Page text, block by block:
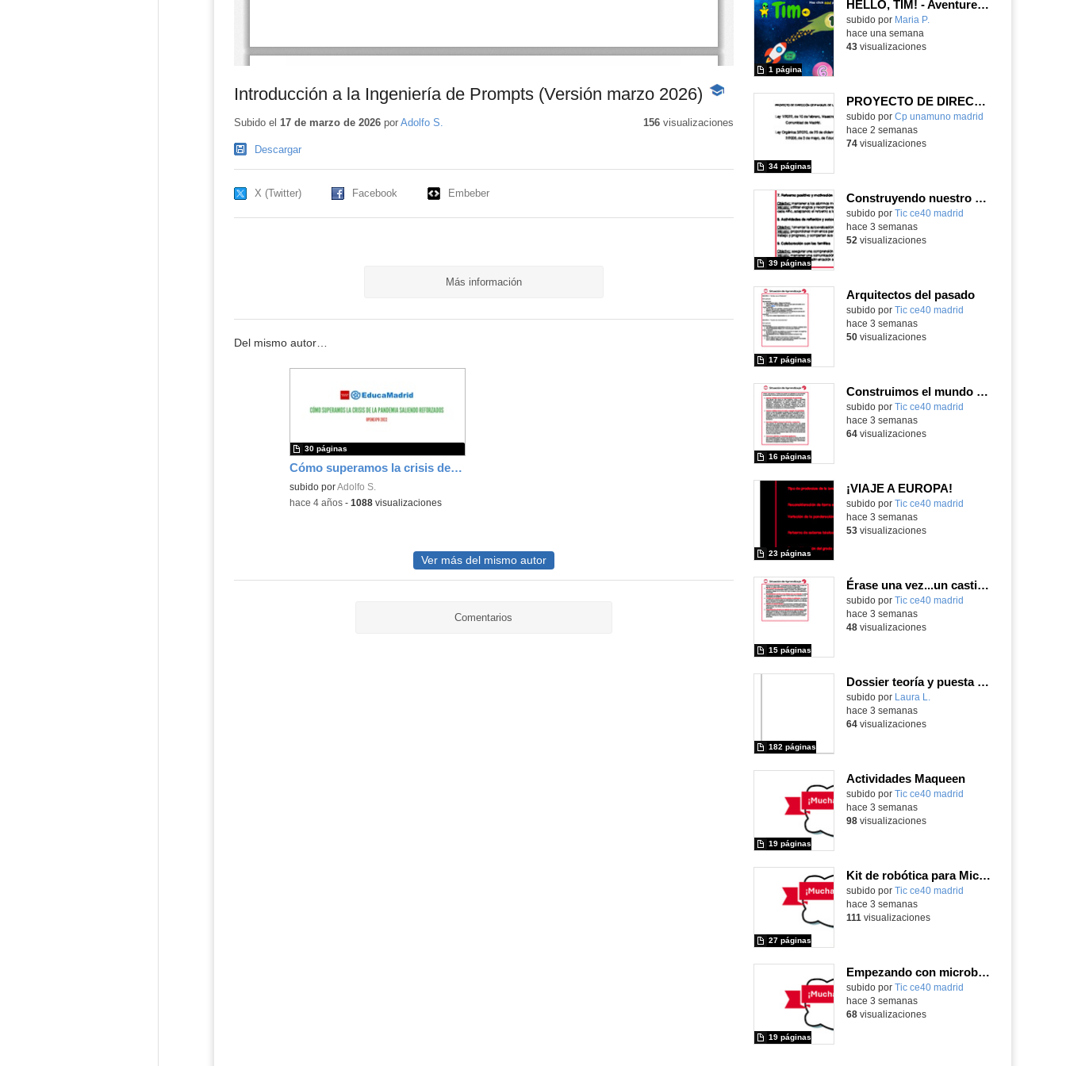
Introducción a la Ingeniería de Prompts (Versión marzo 2026)
-
educativo
Subido el 17 de marzo de 2026por Adolfo S. 156visualizaciones
Descargar
X (Twitter) Facebook Embeber
Más información
Del mismo autor…
Cómo superamos la crisis de la pandemia en EducaMadrid saliendo reforzados - OpenExpo 2022
subido porAdolfo S.
30 páginas
-hace 4 años- 1088visualizaciones
Ver más del mismo autor
Comentarios
HELLO, TIM! - Aventureros digitales
Contenido educativo.
subido por Maria P.
1 página
hace una semana
43visualizaciones
PROYECTO DE DIRECCIÓN
Contenido educativo.
subido por Cp unamuno madrid
34 páginas
hace 2 semanas
74visualizaciones
Construyendo nuestro parque de atracciones
subido por Tic ce40 madrid
39 páginas
hace 3 semanas
52 visualizaciones
Arquitectos del pasado
subido por Tic ce40 madrid
17 páginas
hace 3 semanas
50visualizaciones
Construimos el mundo con LEGO
subido por Tic ce40 madrid
16 páginas
hace 3 semanas
64visualizaciones
¡VIAJE A EUROPA!
subido por Tic ce40 madrid
23 páginas
hace 3 semanas
53visualizaciones
Érase una vez...un castillo medieval
subido por Tic ce40 madrid
15 páginas
hace 3 semanas
48visualizaciones
Dossier teoría y puesta en práctica Äprendizaje Basado en Juegos en Educación Infantil y Primaria
Contenido educativo.
subido por Laura L.
182 páginas
hace 3 semanas
64visualizaciones
Actividades Maqueen
Contenido educativo.
subido por Tic ce40 madrid
19 páginas
hace 3 semanas
98visualizaciones
Kit de robótica para Micro:Bit
Contenido educativo.
subido por Tic ce40 madrid
27 páginas
hace 3 semanas
111 visualizaciones
Empezando con microbit primaria
Contenido educativo.
subido por Tic ce40 madrid
19 páginas
hace 3 semanas
68visualizaciones